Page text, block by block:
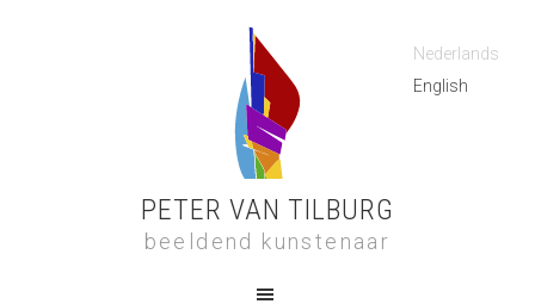
Nederlands
English
PETER VAN TILBURG
beeldend kunstenaar